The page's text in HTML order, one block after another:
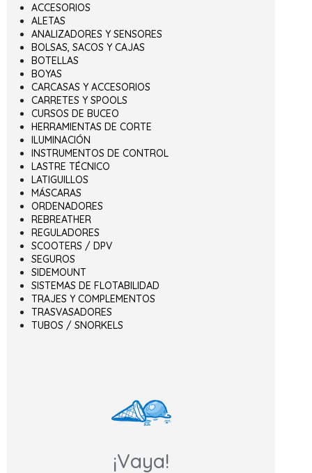
ACCESORIOS
ALETAS
ANALIZADORES Y SENSORES
BOLSAS, SACOS Y CAJAS
BOTELLAS
BOYAS
CARCASAS Y ACCESORIOS
CARRETES Y SPOOLS
CURSOS DE BUCEO
HERRAMIENTAS DE CORTE
ILUMINACIÓN
INSTRUMENTOS DE CONTROL
LASTRE TÉCNICO
LATIGUILLOS
MÁSCARAS
ORDENADORES
REBREATHER
REGULADORES
SCOOTERS / DPV
SEGUROS
SIDEMOUNT
SISTEMAS DE FLOTABILIDAD
TRAJES Y COMPLEMENTOS
TRASVASADORES
TUBOS / SNORKELS
¡Vaya!